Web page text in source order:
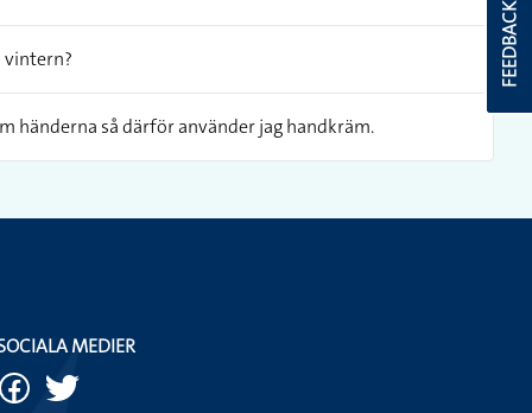
vintern?
händerna så därför använder jag handkräm.
FEEDBACK
MEDIER